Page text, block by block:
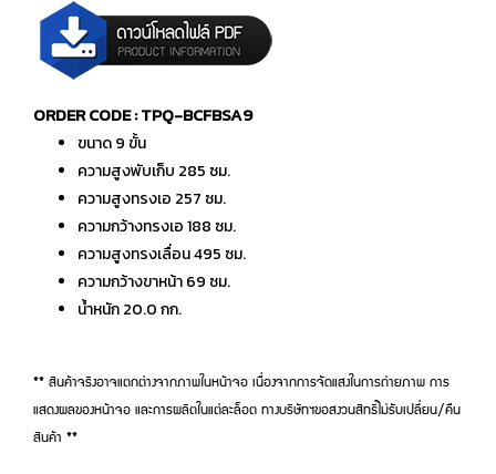
ORDER CODE : TPQ-BCFBSA9
ขนาด 9 ขั้น
ความสูงพับเก็บ 285 ซม.
ความสูงทรงเอ 257 ซม.
ความกว้างทรงเอ 188 ซม.
ความสูงทรงเลื่อน 495 ซม.
ความกว้างขาหน้า 69 ซม.
น้ำหนัก 20.0 กก.
** สินค้าจริงอาจแตกต่างจากภาพในหน้าจอ เนื่องจากการจัดแสงในการถ่ายภาพ การ
แสดงผลของหน้าจอ และการผลิตในแต่ละล็อต ทางบริษัทฯขอสงวนสิทธิ์ไม่รับเปลี่ยน/คืน
สินค้า **